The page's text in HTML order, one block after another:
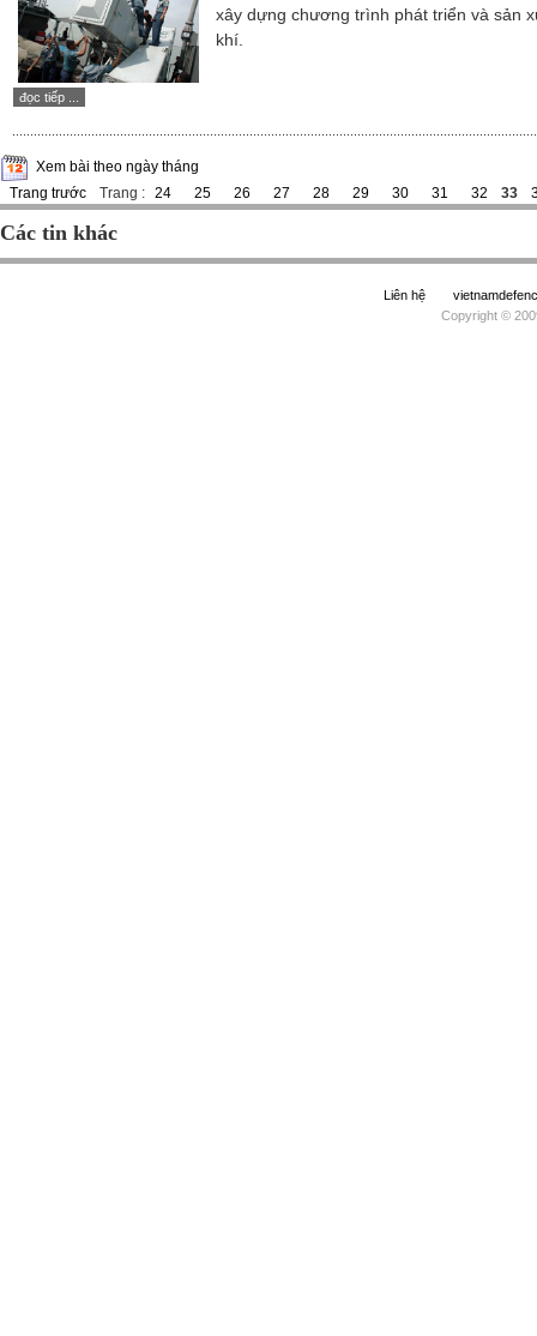
xây dựng chương trình phát triển và sản
khí.
đọc tiếp ...
Xem bài theo ngày tháng
Trang trước
Trang : 24 25 26 27 28 29 30 31 32 33
Các tin khác
Liên hệ
Copyright ©